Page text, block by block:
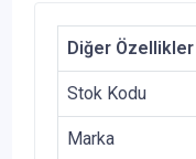
Diğer Özellikler
Stok Kodu
Marka